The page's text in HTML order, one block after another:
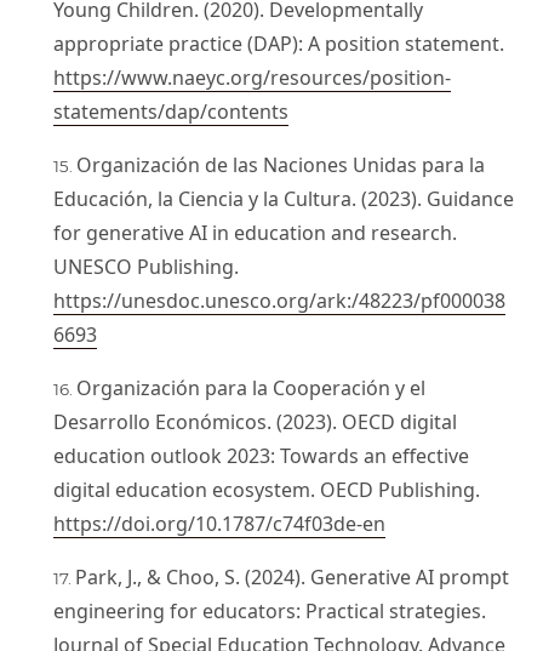
Young Children. (2020). Developmentally
appropriate practice (DAP): A position statement.
https://www.naeyc.org/resources/position-
statements/dap/contents
Organización de las Naciones Unidas para la
Educación, la Ciencia y la Cultura. (2023). Guidance
for generative AI in education and research.
UNESCO Publishing.
https://unesdoc.unesco.org/ark:/48223/pf000038
6693
Organización para la Cooperación y el
Desarrollo Económicos. (2023). OECD digital
education outlook 2023: Towards an effective
digital education ecosystem. OECD Publishing.
https://doi.org/10.1787/c74f03de-en
Park, J., & Choo, S. (2024). Generative AI prompt
engineering for educators: Practical strategies.
Journal of Special Education Technology. Advance